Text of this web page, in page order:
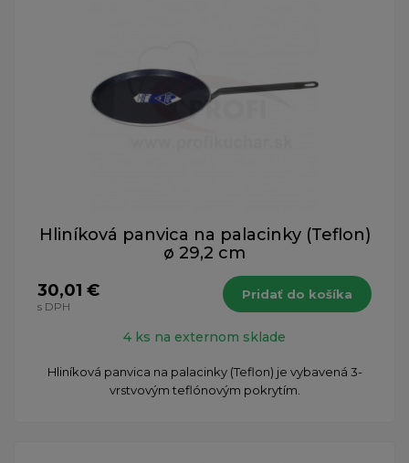
Hliníková panvica na palacinky (Teflon)
ø 29,2 cm
30,01 €
s DPH
Pridať do košíka
4 ks na externom sklade
Hliníková panvica na palacinky (Teflon) je vybavená 3-
vrstvovým teflónovým pokrytím.